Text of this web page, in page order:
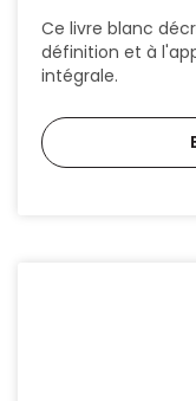
Ce livre blanc
définition et à
intégrale.